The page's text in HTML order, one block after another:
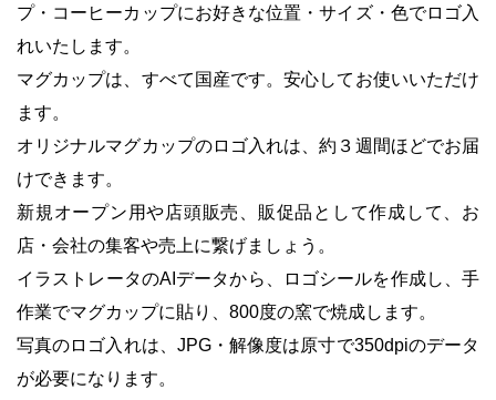
プ・コーヒーカップにお好きな位置・サイズ・色でロゴ入
れいたします。
マグカップは、すべて国産です。安心してお使いいただけ
ます。
オリジナルマグカップのロゴ入れは、約３週間ほどでお届
けできます。
新規オープン用や店頭販売、販促品として作成して、お
店・会社の集客や売上に繋げましょう。
イラストレータのAIデータから、ロゴシールを作成し、手
作業でマグカップに貼り、800度の窯で焼成します。
写真のロゴ入れは、JPG・解像度は原寸で350dpiのデータ
が必要になります。